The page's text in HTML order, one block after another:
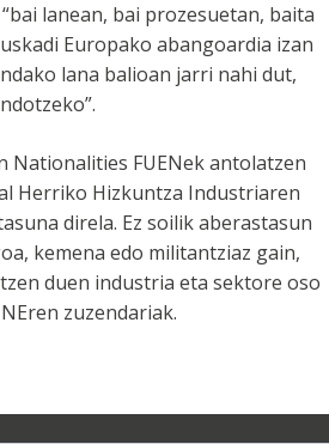
lanean, bai prozesuetan, baita
Europako abangoardia izan
lana balioan jarri nahi dut,
Nationalities FUENek antolatzen
Herriko Hizkuntza Industriaren
direla. Ez soilik aberastasun
kemena edo militantziaz gain,
duen industria eta sektore oso
zuzendariak.